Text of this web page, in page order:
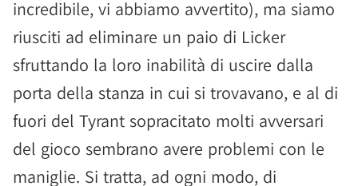
incredibile, vi abbiamo avvertito), ma siamo
riusciti ad eliminare un paio di Licker
sfruttando la loro inabilità di uscire dalla
porta della stanza in cui si trovavano, e al di
fuori del Tyrant sopracitato molti avversari
del gioco sembrano avere problemi con le
maniglie. Si tratta, ad ogni modo, di